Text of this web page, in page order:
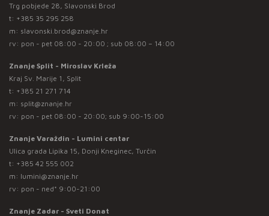
Trg pobjede 28, Slavonski Brod
t: +385 35 295 258
m: slavonski.brod@znanje.hr
rv: pon - pet 08:00 - 20:00 ; sub 08:00 – 14:00
Znanje Split - Miroslav Krleža
Kraj Sv. Marije 1, Split
t: +385 21 271 714
m: split@znanje.hr
rv: pon - pet 08:00 - 20:00; sub 9:00-15:00
Znanje Varaždin - Lumini centar
Ulica grada Lipika 15, Donji Kneginec, Turčin
t: +385 42 555 002
m: lumini@znanje.hr
rv: pon - ned* 9:00-21:00
Znanje Zadar - Sveti Donat